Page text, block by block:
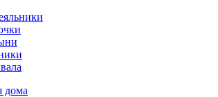
дома